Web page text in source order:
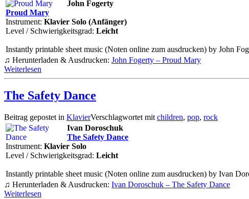
John Fogerty
Proud Mary
Instrument: Klavier Solo (Anfänger)
Level / Schwierigkeitsgrad: Leicht
Instantly printable sheet music (Noten online zum ausdrucken) by John
♫ Herunterladen & Ausdrucken: John Fogerty – Proud Mary
Weiterlesen
The Safety Dance
Beitrag gepostet in KlavierVerschlagwortet mit children, pop, rock
Ivan Doroschuk
The Safety Dance
Instrument: Klavier Solo
Level / Schwierigkeitsgrad: Leicht
Instantly printable sheet music (Noten online zum ausdrucken) by Ivan
♫ Herunterladen & Ausdrucken: Ivan Doroschuk – The Safety Dance
Weiterlesen